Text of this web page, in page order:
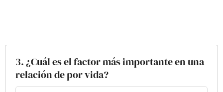
3. ¿Cuál es el factor más importante en una
relación de por vida?